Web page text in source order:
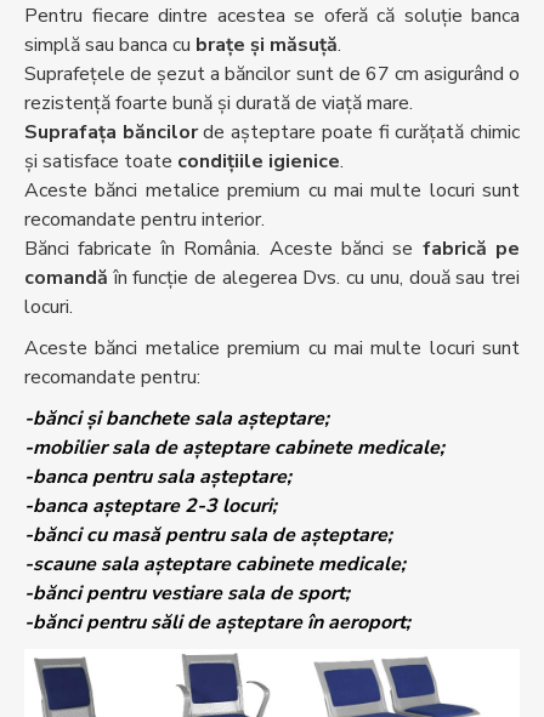
Pentru fiecare dintre acestea se oferă că soluţie banca
simplă sau banca cu brațe și măsuță.
Suprafeţele de șezut a băncilor sunt de 67 cm asigurând o
rezistenţă foarte bună şi durată de viaţă mare.
Suprafaţa băncilorde așteptare poate fi curăţată chimic
şi satisface toate condiţiile igienice.
Aceste bănci metalice premium cu mai multe locuri sunt
recomandate pentru interior.
Bănci fabricate în România. Aceste bănci se fabrică pe
comandă în funcție de alegerea Dvs. cu unu, două sau trei
locuri.
Aceste bănci metalice premium cu mai multe locuri sunt
recomandate pentru:
-bănci și banchete sala așteptare;
-mobilier sala de așteptare cabinete medicale;
-banca pentru sala așteptare;
-banca așteptare 2-3 locuri;
-bănci cu masă pentru sala de așteptare;
-scaune sala așteptare cabinete medicale;
-bănci pentru vestiare sala de sport;
-bănci pentru săli de așteptare în aeroport;